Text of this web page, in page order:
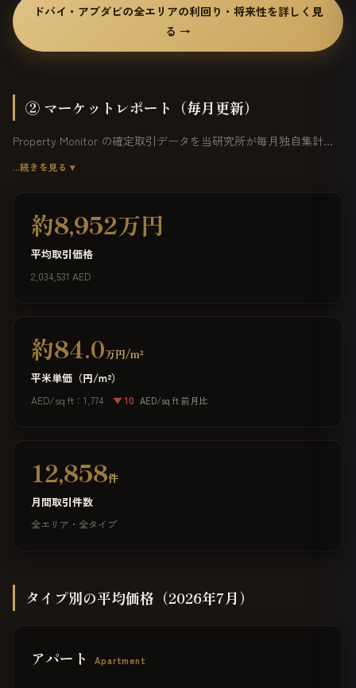
ドバイ・アブダビの全エリアの利回り・将来性を詳しく見
る →
② マーケットレポート（毎月更新）
Property Monitor の確定取引データを当研究所が毎月独自集計・
和訳。最新月は
…続きを見る ▾
約8,952万円
平均取引価格
2,034,531 AED
約84.0万円/m²
平米単価（円/m²）
AED/sq ft：1,774 ▼ 10 AED/sq ft 前月比
12,858件
月間取引件数
全エリア・全タイプ
タイプ別の平均価格（2026年7月）
アパート Apartment